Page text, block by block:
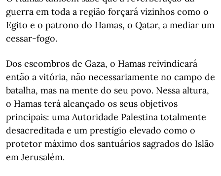
guerra em toda a região forçará vizinhos como o
Egito e o patrono do Hamas, o Qatar, a mediar um
cessar-fogo.
Dos escombros de Gaza, o Hamas reivindicará
então a vitória, não necessariamente no campo de
batalha, mas na mente do seu povo. Nessa altura,
o Hamas terá alcançado os seus objetivos
principais: uma Autoridade Palestina totalmente
desacreditada e um prestígio elevado como o
protetor máximo dos santuários sagrados do Islão
em Jerusalém.